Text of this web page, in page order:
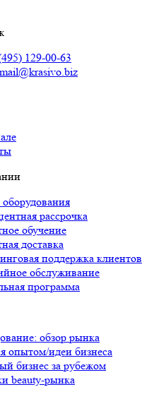
129-00-63
mail@krasivo.biz
рассрочка
обучение
доставка
поддержка клиентов
обслуживание
программа
обзор рынка
опытом/идеи бизнеса
бизнес за рубежом
beauty-рынка